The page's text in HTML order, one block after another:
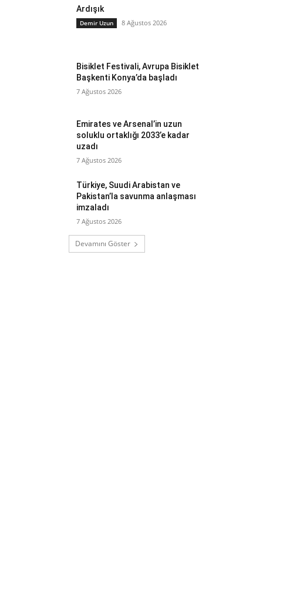
Ardışık
Demir Uzun 8 Ağustos 2026
Bisiklet Festivali, Avrupa Bisiklet
Başkenti Konya’da başladı
7 Ağustos 2026
Emirates ve Arsenal’in uzun
soluklu ortaklığı 2033’e kadar
uzadı
7 Ağustos 2026
Türkiye, Suudi Arabistan ve
Pakistan’la savunma anlaşması
imzaladı
7 Ağustos 2026
Devamını Göster